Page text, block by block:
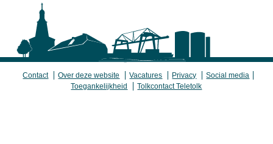
Contact Over deze website Vacatures Privacy
Social media
Toegankelijkheid
Tolkcontact Teletolk